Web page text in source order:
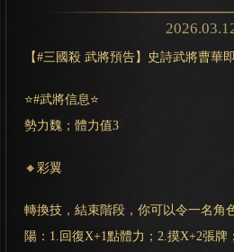
【#三國殺 武將預告】史詩武將曹華
⭐#武將信息⭐
勢力魏；體力值3
🔸彩翼
轉換技，結束階段，你可以令一名角
陽：1.回復X+1點體力；2.摸X+2張牌